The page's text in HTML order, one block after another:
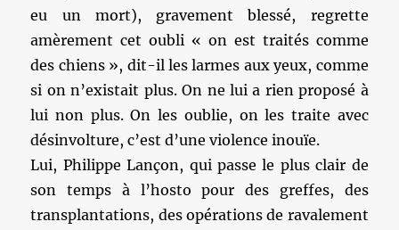
eu un mort), gravement blessé, regrette
amèrement cet oubli « on est traités comme
des chiens », dit-il les larmes aux yeux, comme
si on n’existait plus. On ne lui a rien proposé à
lui non plus. On les oublie, on les traite avec
désinvolture, c’est d’une violence inouïe.
Lui, Philippe Lançon, qui passe le plus clair de
son temps à l’hosto pour des greffes, des
transplantations, des opérations de ravalement